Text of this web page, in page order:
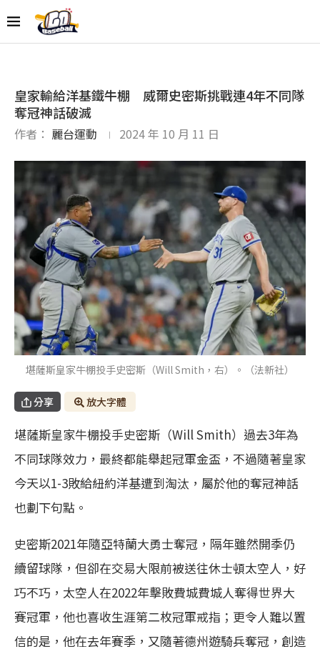
皇家輸給洋基鐵牛棚 威爾史密斯挑戰連4年不同隊
奪冠神話破滅
作者： 麗台運動 2024 年 10 月 11 日
堪薩斯皇家牛棚投手史密斯（Will Smith，右）。（法新社）
分享 放大字體
堪薩斯皇家牛棚投手史密斯（Will Smith）過去3年為
不同球隊效力，最終都能舉起冠軍金盃，不過隨著皇家
今天以1-3敗給紐約洋基遭到淘汰，屬於他的奪冠神話
也劃下句點。
史密斯2021年隨亞特蘭大勇士奪冠，隔年雖然開季仍
續留球隊，但卻在交易大限前被送往休士頓太空人，好
巧不巧，太空人在2022年擊敗費城費城人奪得世界大
賽冠軍，他也喜收生涯第二枚冠軍戒指；更令人難以置
信的是，他在去年賽季，又隨著德州遊騎兵奪冠，創造